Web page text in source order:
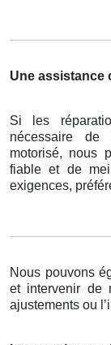
Une assistance
Si les
nécessaire de
motorisé, nous
fiable et de
exigences,
Nous pouvons
et intervenir de
ajustements ou